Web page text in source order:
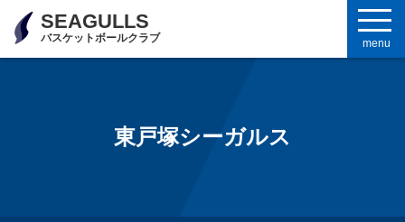
SEAGULLS
バスケットボールクラブ menu
東戸塚シーガルス